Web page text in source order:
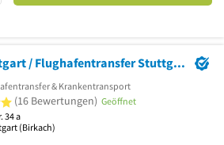
Taxi Service Stuttgart / Flughafentransfer Stuttgart
& Krankentransport
5 von 5 Sternen
(16 Bewertungen) Geöffnet
34 a
(Birkach)